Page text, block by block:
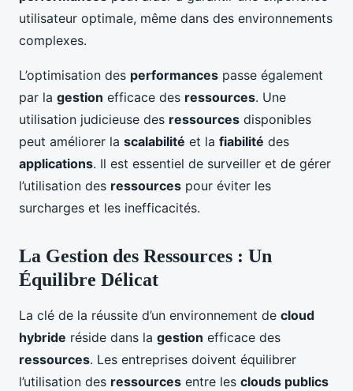
utilisateur optimale, même dans des environnements
complexes.
L’optimisation des performances passe également
par la gestion efficace des ressources. Une
utilisation judicieuse des ressources disponibles
peut améliorer la scalabilité et la fiabilité des
applications. Il est essentiel de surveiller et de gérer
l’utilisation des ressources pour éviter les
surcharges et les inefficacités.
La Gestion des Ressources : Un
Équilibre Délicat
La clé de la réussite d’un environnement de cloud
hybride réside dans la gestion efficace des
ressources. Les entreprises doivent équilibrer
l’utilisation des ressources entre les clouds publics